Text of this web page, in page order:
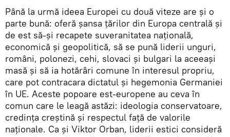
Până la urmă ideea Europei cu două viteze are și o
parte bună: oferă șansa țărilor din Europa centrală și
de est să-și recapete suveranitatea națională,
economică și geopolitică, să se pună liderii unguri,
români, polonezi, cehi, slovaci și bulgari la aceeași
masă și să ia hotărâri comune în interesul propriu,
care pot contracara dictatul și hegemonia Germaniei
în UE. Aceste popoare est-europene au ceva în
comun care le leagă astăzi: ideologia conservatoare,
credința creștină și respectul față de valorile
naționale. Ca și Viktor Orban, liderii estici consideră